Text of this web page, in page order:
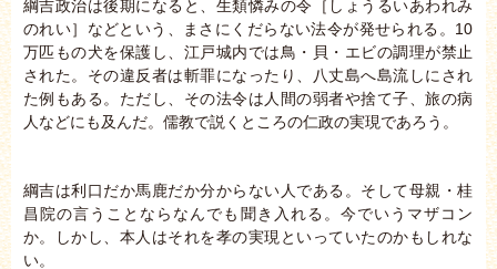
綱吉政治は後期になると、生類憐みの令［しょうるいあわれみ
のれい］などという、まさにくだらない法令が発せられる。10
万匹もの犬を保護し、江戸城内では鳥・貝・エビの調理が禁止
された。その違反者は斬罪になったり、八丈島へ島流しにされ
た例もある。ただし、その法令は人間の弱者や捨て子、旅の病
人などにも及んだ。儒教で説くところの仁政の実現であろう。
綱吉は利口だか馬鹿だか分からない人である。そして母親・桂
昌院の言うことならなんでも聞き入れる。今でいうマザコン
か。しかし、本人はそれを孝の実現といっていたのかもしれな
い。